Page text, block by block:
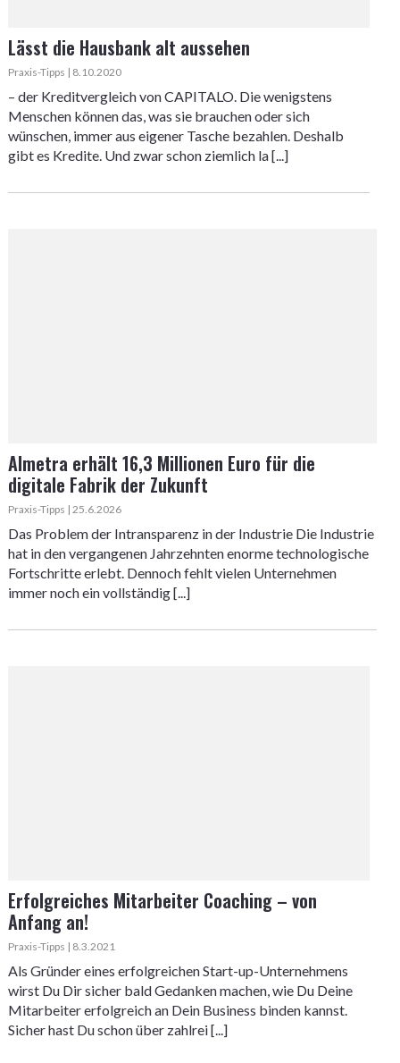
Lässt die Hausbank alt aussehen
Praxis-Tipps | 8.10.2020
– der Kreditvergleich von CAPITALO. Die wenigstens
Menschen können das, was sie brauchen oder sich
wünschen, immer aus eigener Tasche bezahlen. Deshalb
gibt es Kredite. Und zwar schon ziemlich la [...]
Almetra erhält 16,3 Millionen Euro für die
digitale Fabrik der Zukunft
Praxis-Tipps | 25.6.2026
Das Problem der Intransparenz in der Industrie Die Industrie
hat in den vergangenen Jahrzehnten enorme technologische
Fortschritte erlebt. Dennoch fehlt vielen Unternehmen
immer noch ein vollständig [...]
Erfolgreiches Mitarbeiter Coaching – von
Anfang an!
Praxis-Tipps | 8.3.2021
Als Gründer eines erfolgreichen Start-up-Unternehmens
wirst Du Dir sicher bald Gedanken machen, wie Du Deine
Mitarbeiter erfolgreich an Dein Business binden kannst.
Sicher hast Du schon über zahlrei [...]